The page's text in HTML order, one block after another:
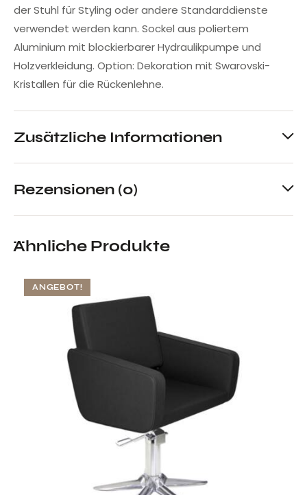
der Stuhl für Styling oder andere Standarddienste
verwendet werden kann. Sockel aus poliertem
Aluminium mit blockierbarer Hydraulikpumpe und
Holzverkleidung. Option: Dekoration mit Swarovski-
Kristallen für die Rückenlehne.
Zusätzliche Informationen
Rezensionen (0)
Ähnliche Produkte
ANGEBOT!